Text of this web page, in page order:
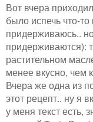
Вот вчера
было испечь что-
придерживаюсь..
придерживаются):
растительном
менее вкусно, чем
Вчера же одна из
этот рецепт.. ну я
у меня текст есть,